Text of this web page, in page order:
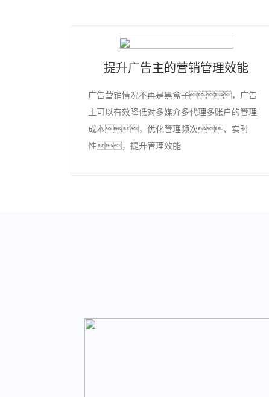
提升广告主的营销管理效能
广告营销情况不再是黑盒子，广告
主可以有效降低对多媒介多代理多账户的管理
成本，优化管理频次、实时
性，提升管理效能